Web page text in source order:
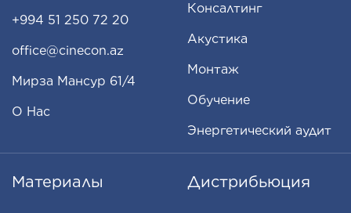
+994 51 250 72 20
office@cinecon.az
Мирза Мансур 61/4
О Нас
Консалтинг
Акустика
Монтаж
Обучение
Энергетический аудит
Материалы Дистрибьюция